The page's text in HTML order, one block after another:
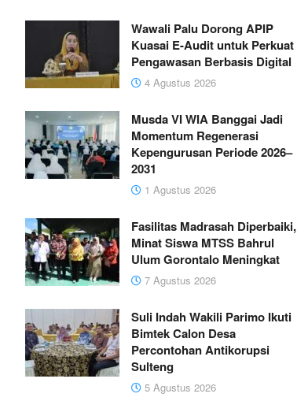
Wawali Palu Dorong APIP
Kuasai E-Audit untuk Perkuat
Pengawasan Berbasis Digital
4 Agustus 2026
Musda VI WIA Banggai Jadi
Momentum Regenerasi
Kepengurusan Periode 2026–
2031
1 Agustus 2026
Fasilitas Madrasah Diperbaiki,
Minat Siswa MTSS Bahrul
Ulum Gorontalo Meningkat
7 Agustus 2026
Suli Indah Wakili Parimo Ikuti
Bimtek Calon Desa
Percontohan Antikorupsi
Sulteng
5 Agustus 2026